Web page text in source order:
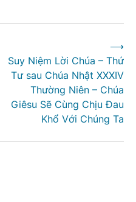
Suy Niệm Lời Chúa – Thứ
Tư sau Chúa Nhật XXXIV
Thường Niên – Chúa
Giêsu Sẽ Cùng Chịu Đau
Khổ Với Chúng Ta
⟶